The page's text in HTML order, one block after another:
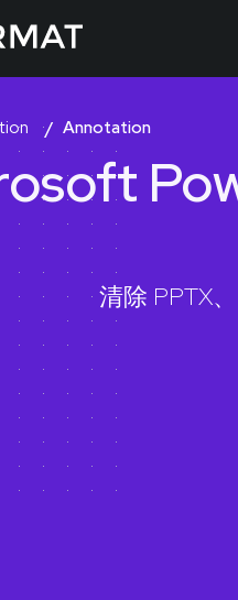
Annotation
清除 PPTX